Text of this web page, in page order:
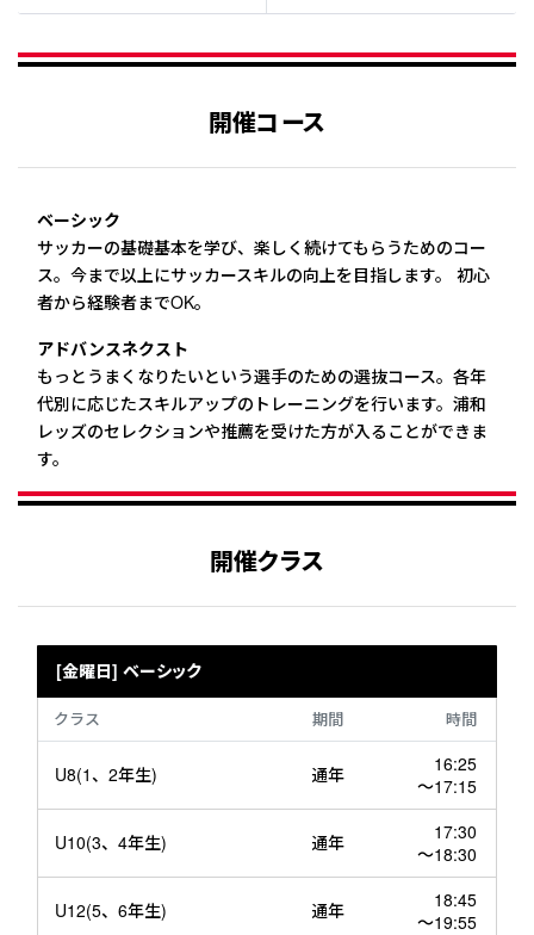
開催コース
ベーシック
サッカーの基礎基本を学び、楽しく続けてもらうためのコー
ス。 今まで以上にサッカースキルの向上を目指します。
初心
者から経験者までOK。
アドバンスネクスト
もっとうまくなりたいという選手のための選抜コース。 各年
代別に応じたスキルアップのトレーニングを行います。 浦和
レッズのセレクションや推薦を受けた方が入ることができま
す。
開催クラス
[金曜日] ベーシック
クラス 期間 時間
U8(1、2年生) 通年
16:25
～17:15
U10(3、4年生) 通年
17:30
～18:30
U12(5、6年生) 通年
18:45
～19:55